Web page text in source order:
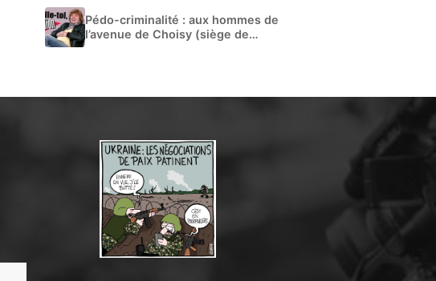
Pédo-criminalité : aux hommes de
l’avenue de Choisy (siège de